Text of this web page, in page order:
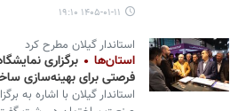
۱۴۰۵-۰۱-۱۱ ۱۹:۱۰
استاندار گیلان مطرح کرد
استان‌ها
برگزاری
فرصتی برای بهینه‌سازی
استاندار گیلان با اشاره به